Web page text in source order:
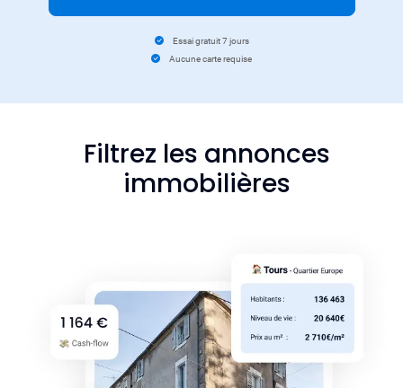
Essai gratuit 7 jours
Aucune carte requise
Filtrez les annonces
immobilières